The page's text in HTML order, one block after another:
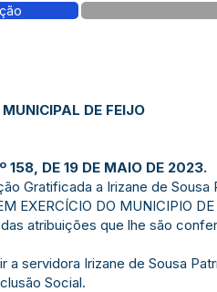
DE FEIJO
158, DE 19 DE MAIO DE 2023.
Gratificada a Irizane de Sousa
EXERCÍCIO DO MUNICIPIO
atribuições que lhe são
a servidora Irizane de Sousa
Social.